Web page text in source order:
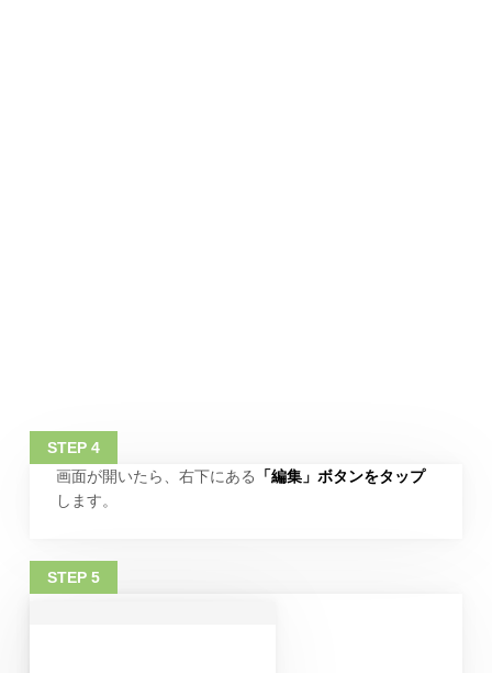
画面が開いたら、右下にある 「編集」ボタンをタップ
します。